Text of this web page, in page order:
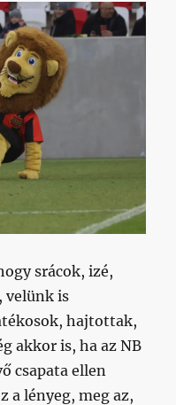
srácok, izé,
velünk is
hajtottak,
akkor is, ha az NB
csapata ellen
a lényeg, meg az,